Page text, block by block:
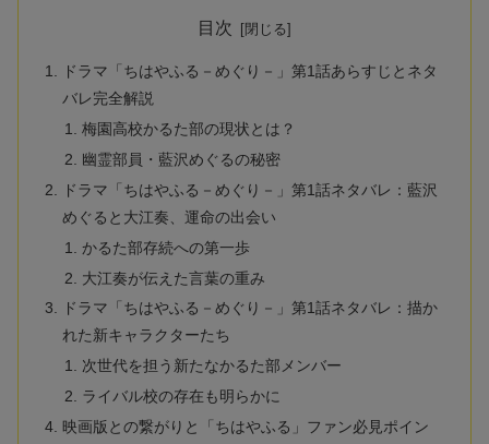
目次
ドラマ「ちはやふる－めぐり－」第1話あらすじとネタ
バレ完全解説
梅園高校かるた部の現状とは？
幽霊部員・藍沢めぐるの秘密
ドラマ「ちはやふる－めぐり－」第1話ネタバレ：藍沢
めぐると大江奏、運命の出会い
かるた部存続への第一歩
大江奏が伝えた言葉の重み
ドラマ「ちはやふる－めぐり－」第1話ネタバレ：描か
れた新キャラクターたち
次世代を担う新たなかるた部メンバー
ライバル校の存在も明らかに
映画版との繋がりと「ちはやふる」ファン必見ポイン